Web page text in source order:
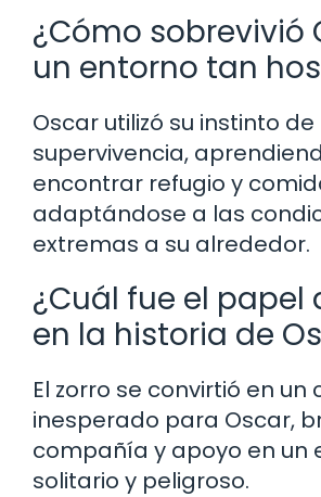
¿Cómo sobrevivió
un entorno tan
Oscar utilizó su instinto de
supervivencia,
encontrar refugio y
adaptándose a las
extremas a su alrededor.
¿Cuál fue el papel
en la historia de
El zorro se convirtió en
inesperado para Oscar,
compañía y apoyo en un
solitario y peligroso.